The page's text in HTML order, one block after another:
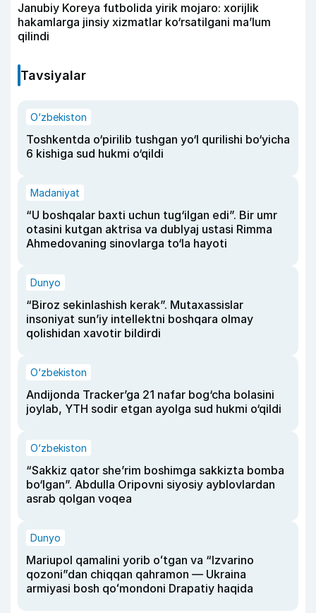
Janubiy Koreya futbolida yirik mojaro: xorijlik
hakamlarga jinsiy xizmatlar ko‘rsatilgani ma’lum
qilindi
Tavsiyalar
O‘zbekiston
Toshkentda o‘pirilib tushgan yo‘l qurilishi bo‘yicha
6 kishiga sud hukmi o‘qildi
Madaniyat
“U boshqalar baxti uchun tug‘ilgan edi”. Bir umr
otasini kutgan aktrisa va dublyaj ustasi Rimma
Ahmedovaning sinovlarga to‘la hayoti
Dunyo
“Biroz sekinlashish kerak”. Mutaxassislar
insoniyat sun’iy intellektni boshqara olmay
qolishidan xavotir bildirdi
O‘zbekiston
Andijonda Tracker’ga 21 nafar bog‘cha bolasini
joylab, YTH sodir etgan ayolga sud hukmi o‘qildi
O‘zbekiston
“Sakkiz qator she’rim boshimga sakkizta bomba
bo‘lgan”. Abdulla Oripovni siyosiy ayblovlardan
asrab qolgan voqea
Dunyo
Mariupol qamalini yorib oʻtgan va “Izvarino
qozoni”dan chiqqan qahramon — Ukraina
armiyasi bosh qoʻmondoni Drapatiy haqida